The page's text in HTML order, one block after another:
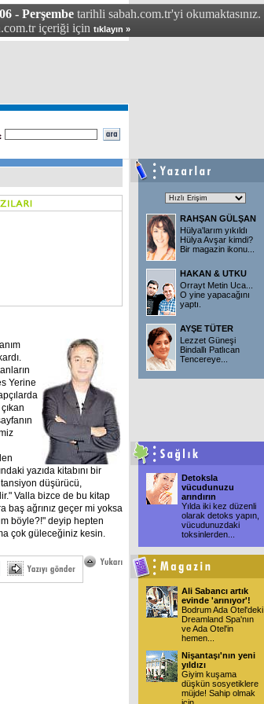
- Perşembe tarihli sabah.com.tr'yi okumaktasınız.
içeriği için tıklayın »
Yerine
yazıda kitabını bir
düşürücü,
Valla bizce de bu kitap
baş ağrınız geçer mi yoksa
böyle?!" deyip hepten
çok güleceğiniz kesin.
RAHŞAN GÜLŞAN
Hülya'larım yıkıldı
Hülya Avşar kimdi?
Bir magazin ikonu
HAKAN & UTKU
Orrayt Metin Uca...
O yine yapacağını
yaptı.
AYŞE TÜTER
Lezzet Güneşi
Bindallı Patlıcan
Tencereye
Detoksla
vücudunuzu
arındırın
Yılda iki kez düzenli
olarak detoks yapın,
vücudunuzdaki
toksinlerden
Ali Sabancı artık
evinde 'arınıyor'!
Bodrum Ada Otel'deki
Dreamland Spa'nın
ve Ada Otel'in
hemen
Nişantaşı'nın yeni
yıldızı
Giyim kuşama
düşkün sosyetiklere
müjde! Sahip olmak